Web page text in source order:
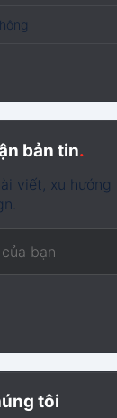
bản tin.
viết, xu hướng
tôi